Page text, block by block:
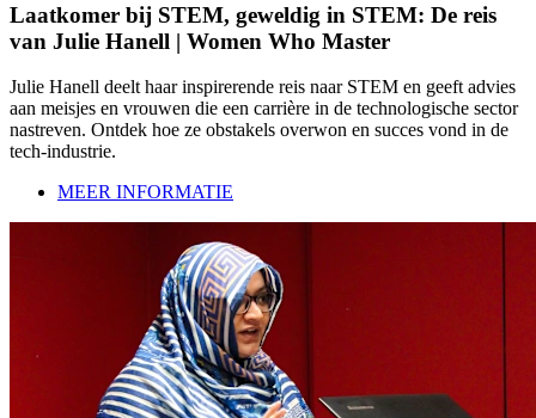
Laatkomer bij STEM, geweldig in STEM: De reis
van Julie Hanell | Women Who Master
Julie Hanell deelt haar inspirerende reis naar STEM en geeft advies
aan meisjes en vrouwen die een carrière in de technologische sector
nastreven. Ontdek hoe ze obstakels overwon en succes vond in de
tech-industrie.
MEER INFORMATIE